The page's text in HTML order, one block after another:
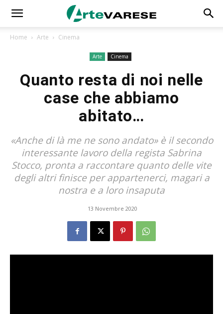
Home Arte Cinema
Arte Cinema
Quanto resta di noi nelle
case che abbiamo
abitato…
«Anche di là me ne sono andato» è il secondo
interessante lavoro della regista Sabrina
Stocco, pronta a raccontare quanto delle vite
degli altri finisce per appartenerci, magari a
nostra e a loro insaputa
13 Novembre 2020